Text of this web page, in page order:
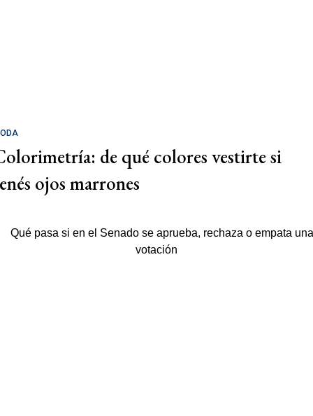
de qué colores vestirte si
ojos marrones